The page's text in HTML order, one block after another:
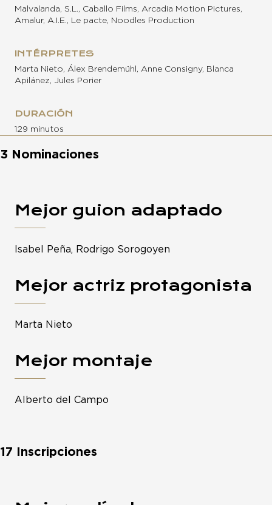
Malvalanda, S.L., Caballo Films, Arcadia Motion Pictures,
Amalur, A.I.E., Le pacte, Noodles Production
INTÉRPRETES
Marta Nieto, Álex Brendemühl, Anne Consigny, Blanca
Apilánez, Jules Porier
DURACIÓN
129 minutos
3 Nominaciones
Mejor guion adaptado
Isabel Peña, Rodrigo Sorogoyen
Mejor actriz protagonista
Marta Nieto
Mejor montaje
Alberto del Campo
17 Inscripciones